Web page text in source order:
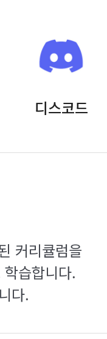
디스코드
커리큘럼을
습합니다.
다.